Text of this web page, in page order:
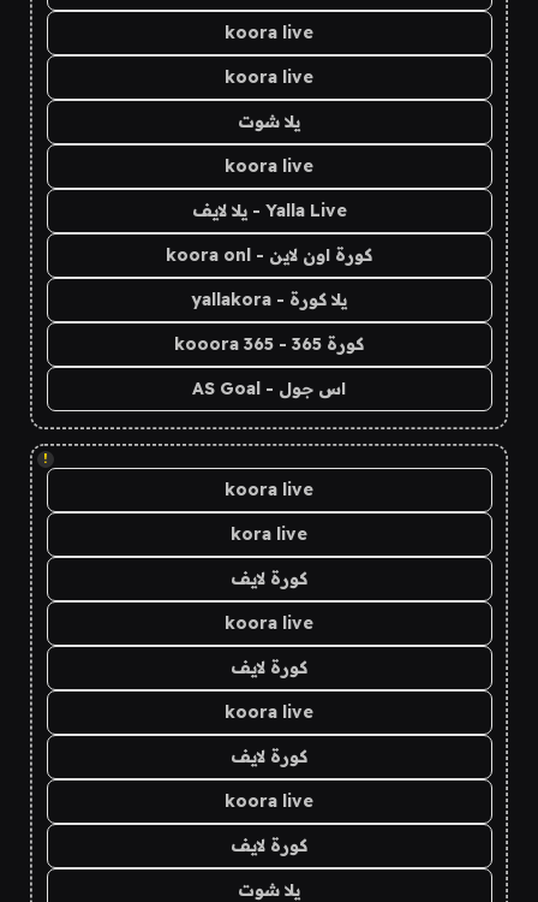
koora live
koora live
يلا شوت
koora live
Yalla Live - يلا لايف
كورة اون لاين - koora onl
يلا كورة - yallakora
كورة 365 - kooora 365
اس جول - AS Goal
!
koora live
kora live
كورة لايف
koora live
كورة لايف
koora live
كورة لايف
koora live
كورة لايف
يلا شوت